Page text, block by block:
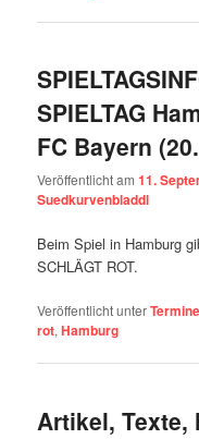
SPIELTAG
FC Bayern
Veröffentlicht am11.
Suedkurvenbladdl
Beim Spiel in Hamburg
SCHLÄGT ROT.
Veröffentlicht unterTermine
rot,Hamburg
Artikel, Texte,